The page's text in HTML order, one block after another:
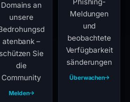
Domains an
unsere
atenbank –
schützen Sie
die
Community
Melden
Meldungen
und
beobachtete
Verfügbarkeit
sänderungen
Überwachen